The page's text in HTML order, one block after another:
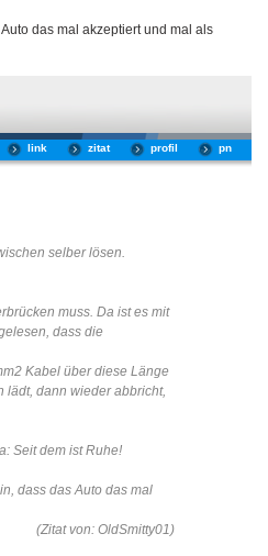
das mal akzeptiert und mal als
pn
profil
zitat
link
selber lösen.
muss. Da ist es mit
dass die
Kabel über diese Länge
lädt, dann wieder abbricht,
Seit dem ist Ruhe!
dass das Auto das mal
(Zitat von: OldSmitty01)